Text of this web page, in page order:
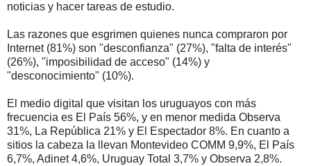
noticias y hacer tareas de estudio.
Las razones que esgrimen quienes nunca compraron por
Internet (81%) son "desconfianza" (27%), "falta de interés"
(26%), "imposibilidad de acceso" (14%) y
"desconocimiento" (10%).
El medio digital que visitan los uruguayos con más
frecuencia es El País 56%, y en menor medida Observa
31%, La República 21% y El Espectador 8%. En cuanto a
sitios la cabeza la llevan Montevideo COMM 9,9%, El País
6,7%, Adinet 4,6%, Uruguay Total 3,7% y Observa 2,8%.